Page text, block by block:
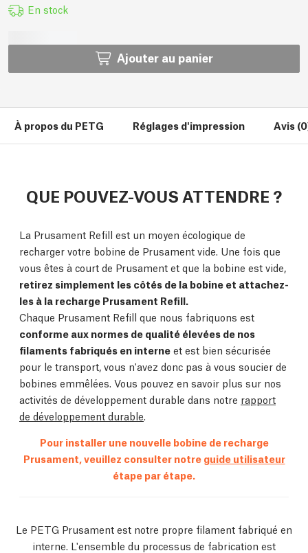
En stock
Ajouter au panier
À propos du PETG Réglages d'impression Avis
QUE POUVEZ-VOUS ATTENDRE ?
La Prusament Refill est un moyen écologique de
recharger votre bobine de Prusament vide. Une fois que
vous êtes à court de Prusament et que la bobine est vide,
retirez simplement les côtés de la bobine et attachez-
les à la recharge Prusament Refill.
Chaque Prusament Refill que nous fabriquons est
conforme aux normes de qualité élevées de nos
filaments fabriqués en interne et est bien sécurisée
pour le transport, vous n'avez donc pas à vous soucier de
bobines emmêlées. Vous pouvez en savoir plus sur nos
activités de développement durable dans notre rapport
de développement durable.
Pour installer une nouvelle bobine de recharge
Prusament, veuillez consulter notre guide utilisateur
étape par étape.
Le PETG Prusament est notre propre filament fabriqué en
interne. L'ensemble du processus de fabrication est